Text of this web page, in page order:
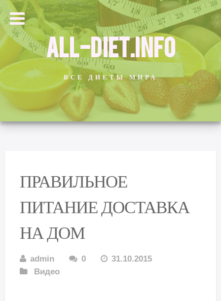
ALL-DIET.INFO
ВСЕ ДИЕТЫ МИРА
ПРАВИЛЬНОЕ
ПИТАНИЕ ДОСТАВКА
НА ДОМ
admin 0
31.10.2015
Видео